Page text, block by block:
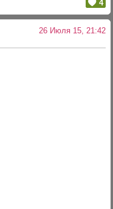
4
26 Июля 15, 21:42